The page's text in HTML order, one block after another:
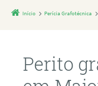
Início Perícia Grafotécnica
Perito